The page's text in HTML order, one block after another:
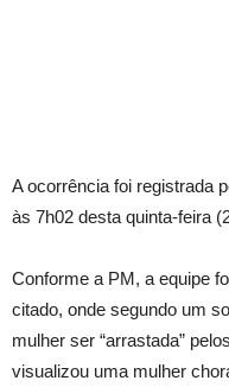
A ocorrência foi registrada
às 7h02 desta quinta-feira
Conforme a PM, a equipe
citado, onde segundo um
mulher ser “arrastada”
visualizou uma mulher